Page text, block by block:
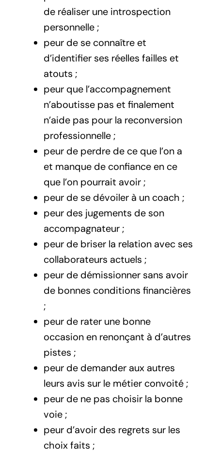
de réaliser une introspection
personnelle ;
peur de se connaître et
d’identifier ses réelles failles et
atouts ;
peur que l’accompagnement
n’aboutisse pas et finalement
n’aide pas pour la reconversion
professionnelle ;
peur de perdre de ce que l’on a
et manque de confiance en ce
que l’on pourrait avoir ;
peur de se dévoiler à un coach ;
peur des jugements de son
accompagnateur ;
peur de briser la relation avec ses
collaborateurs actuels ;
peur de démissionner sans avoir
de bonnes conditions financières
;
peur de rater une bonne
occasion en renonçant à d’autres
pistes ;
peur de demander aux autres
leurs avis sur le métier convoité ;
peur de ne pas choisir la bonne
voie ;
peur d’avoir des regrets sur les
choix faits ;